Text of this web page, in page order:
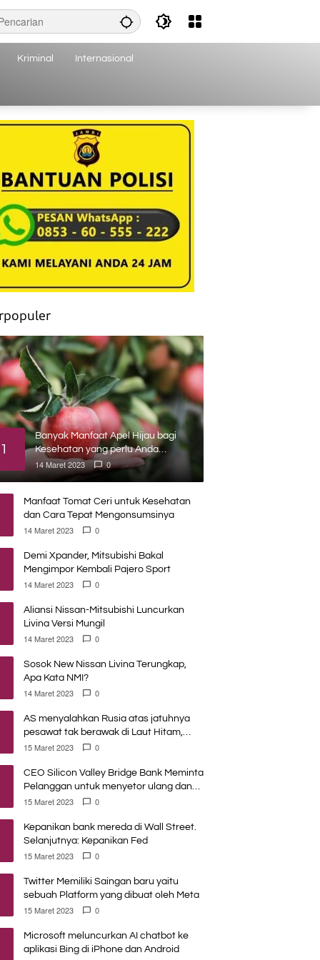
Kriminal Internasional
1
Banyak Manfaat Apel Hijau bagi
Kesehatan yang perlu Anda
ketahui
14 Maret 2023 0
Manfaat Tomat Ceri untuk Kesehatan
dan Cara Tepat Mengonsumsinya
14 Maret 2023 0
Demi Xpander, Mitsubishi Bakal
Mengimpor Kembali Pajero Sport
14 Maret 2023 0
Aliansi Nissan-Mitsubishi Luncurkan
Livina Versi Mungil
14 Maret 2023 0
Sosok New Nissan Livina Terungkap,
Apa Kata NMI?
14 Maret 2023 0
AS menyalahkan Rusia atas jatuhnya
pesawat tak berawak di Laut Hitam,
Moskow menyangkal
15 Maret 2023 0
CEO Silicon Valley Bridge Bank Meminta
Pelanggan untuk menyetor ulang dana
Mereka
15 Maret 2023 0
Kepanikan bank mereda di Wall Street.
Selanjutnya: Kepanikan Fed
15 Maret 2023 0
Twitter Memiliki Saingan baru yaitu
sebuah Platform yang dibuat oleh Meta
15 Maret 2023 0
Microsoft meluncurkan AI chatbot ke
aplikasi Bing di iPhone dan Android